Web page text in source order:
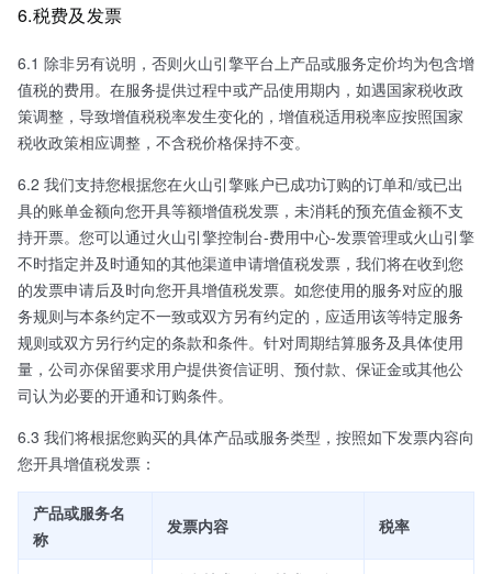
6.税费及发票
6.1 除非另有说明，否则火山引擎平台上产品或服务定价均为包含增
值税的费用。在服务提供过程中或产品使用期内，如遇国家税收政
策调整，导致增值税税率发生变化的，增值税适用税率应按照国家
税收政策相应调整，不含税价格保持不变。
6.2 我们支持您根据您在火山引擎账户已成功订购的订单和/或已出
具的账单金额向您开具等额增值税发票，未消耗的预充值金额不支
持开票。您可以通过火山引擎控制台-费用中心-发票管理或火山引擎
不时指定并及时通知的其他渠道申请增值税发票，我们将在收到您
的发票申请后及时向您开具增值税发票。如您使用的服务对应的服
务规则与本条约定不一致或双方另有约定的，应适用该等特定服务
规则或双方另行约定的条款和条件。针对周期结算服务及具体使用
量，公司亦保留要求用户提供资信证明、预付款、保证金或其他公
司认为必要的开通和订购条件。
6.3 我们将根据您购买的具体产品或服务类型，按照如下发票内容向
您开具增值税发票：
产品或服务名
称
发票内容 税率